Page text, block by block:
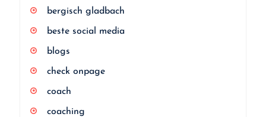
bergisch gladbach
beste social media
blogs
check onpage
coach
coaching